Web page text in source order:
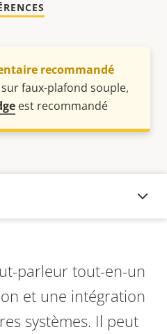
recommandé
faux-plafond souple,
est recommandé
parleur tout-en-un
et une intégration
systèmes. Il peut